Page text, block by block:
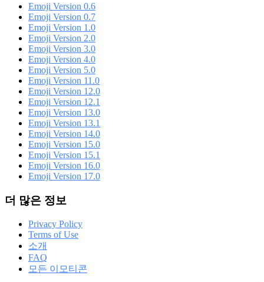
Emoji Version 0.6
Emoji Version 0.7
Emoji Version 1.0
Emoji Version 2.0
Emoji Version 3.0
Emoji Version 4.0
Emoji Version 5.0
Emoji Version 11.0
Emoji Version 12.0
Emoji Version 12.1
Emoji Version 13.0
Emoji Version 13.1
Emoji Version 14.0
Emoji Version 15.0
Emoji Version 15.1
Emoji Version 16.0
Emoji Version 17.0
더 많은 정보
Privacy Policy
Terms of Use
소개
FAQ
모든 이모티콘